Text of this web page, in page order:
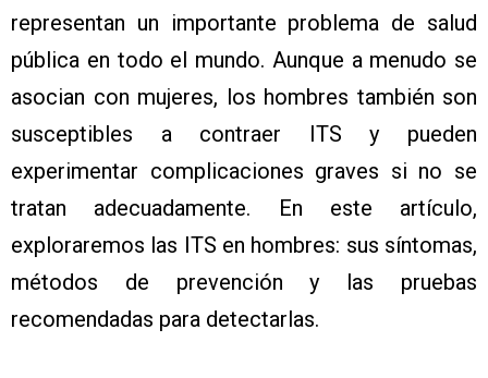
representan un importante problema de salud
pública en todo el mundo. Aunque a menudo se
asocian con mujeres, los hombres también son
susceptibles a contraer ITS y pueden
experimentar complicaciones graves si no se
tratan adecuadamente. En este artículo,
exploraremos las ITS en hombres: sus síntomas,
métodos de prevención y las pruebas
recomendadas para detectarlas.